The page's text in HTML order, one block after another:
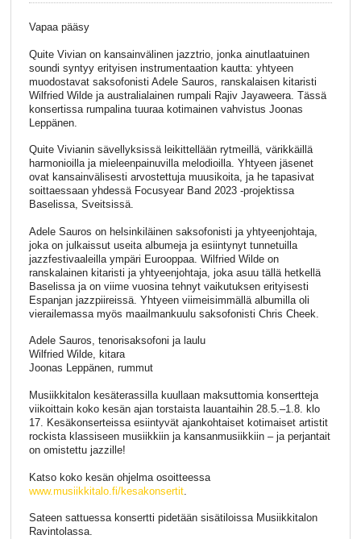
Vapaa pääsy
Quite Vivian on kansainvälinen jazztrio, jonka ainutlaatuinen
soundi syntyy erityisen instrumentaation kautta: yhtyeen
muodostavat saksofonisti Adele Sauros, ranskalaisen kitaristi
Wilfried Wilde ja australialainen rumpali Rajiv Jayaweera. Tässä
konsertissa rumpalina tuuraa kotimainen vahvistus Joonas
Leppänen.
Quite Vivianin sävellyksissä leikittellään rytmeillä, värikkäillä
harmonioilla ja mieleenpainuvilla melodioilla. Yhtyeen jäsenet
ovat kansainvälisesti arvostettuja muusikoita, ja he tapasivat
soittaessaan yhdessä Focusyear Band 2023 -projektissa
Baselissa, Sveitsissä.
Adele Sauros on helsinkiläinen saksofonisti ja yhtyeenjohtaja,
joka on julkaissut useita albumeja ja esiintynyt tunnetuilla
jazzfestivaaleilla ympäri Eurooppaa. Wilfried Wilde on
ranskalainen kitaristi ja yhtyeenjohtaja, joka asuu tällä hetkellä
Baselissa ja on viime vuosina tehnyt vaikutuksen erityisesti
Espanjan jazzpiireissä. Yhtyeen viimeisimmällä albumilla oli
vierailemassa myös maailmankuulu saksofonisti Chris Cheek.
Adele Sauros, tenorisaksofoni ja laulu
Wilfried Wilde, kitara
Joonas Leppänen, rummut
Musiikkitalon kesäterassilla kuullaan maksuttomia konsertteja
viikoittain koko kesän ajan torstaista lauantaihin 28.5.–1.8. klo
17. Kesäkonserteissa esiintyvät ajankohtaiset kotimaiset artistit
rockista klassiseen musiikkiin ja kansanmusiikkiin – ja perjantait
on omistettu jazzille!
Katso koko kesän ohjelma osoitteessa
www.musiikkitalo.fi/kesakonsertit.
Sateen sattuessa konsertti pidetään sisätiloissa Musiikkitalon
Ravintolassa.